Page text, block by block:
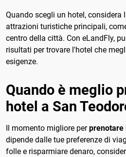
Quando scegli un hotel, considera
attrazioni turistiche principali,
centro della città. Con eLandFly,
risultati per trovare l'hotel che
esigenze.
Quando è meglio
hotel a San
Il momento migliore perprenotare
dipende dalle tue preferenze di
folle e risparmiare denaro,